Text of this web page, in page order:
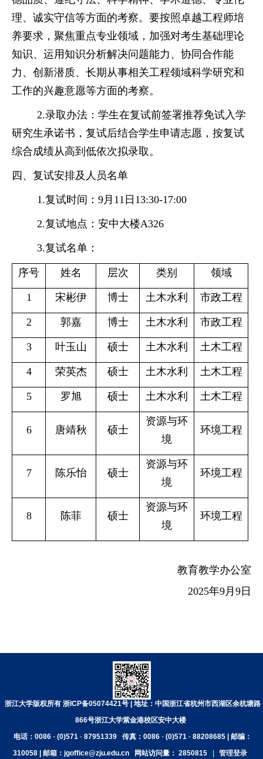
理、诚实守信等方面的考察。要按照卓越工程师培
养要求，聚焦重点专业领域，加强对考生基础理论
知识、运用知识分析解决问题能力、协同合作能
力、创新潜质、长期从事相关工程领域科学研究和
工作的兴趣意愿等方面的考察。
2.录取办法：学生在复试前签署推荐免试入学
研究生承诺书，复试后结合学生申请志愿，按复试
综合成绩从高到低依次拟录取。
四、复试安排及人员名单
1.复试时间： 9月11 日 13:30-17:00
2.复试地点：安中大楼A326
3.复试名单：
序号 姓名 层次 类别 领域
1 宋彬伊 博士 土木水利 市政工程
2 郭嘉 博士 土木水利 市政工程
3 叶玉山 硕士 土木水利 土木工程
4 荣英杰 硕士 土木水利 土木工程
5 罗旭 硕士 土木水利 土木工程
6 唐靖秋 硕士
资源与环
境
环境工程
7 陈乐怡 硕士
资源与环
境
环境工程
8 陈菲 硕士
资源与环
境
环境工程
教育教学办公室
2025年9月 9 日
浙江大学版权所有 浙ICP备05074421号 | 地址：中国浙江省杭州市西湖区余杭塘路
866号浙江大学紫金港校区安中大楼
电话：0086 - (0)571 - 87951339 传真：0086 - (0)571 - 88208685 | 邮编：
310058 | 邮箱：jgoffice@zju.edu.cn
网站访问量： 2850815 管理登录